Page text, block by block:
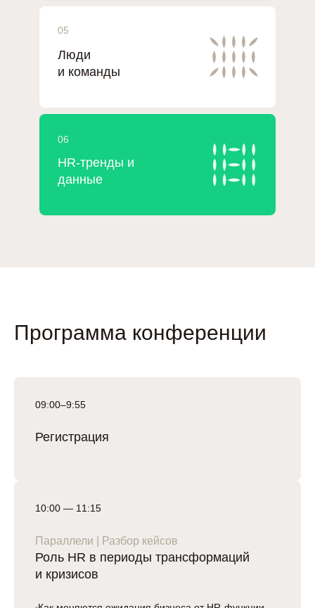
Люди
и команды
05
HR-тренды и
данные
06
Программа конференции
09:00–9:55
Регистрация
10:00 — 11:15
Параллели | Разбор кейсов
Роль HR в периоды трансформаций
и кризисов